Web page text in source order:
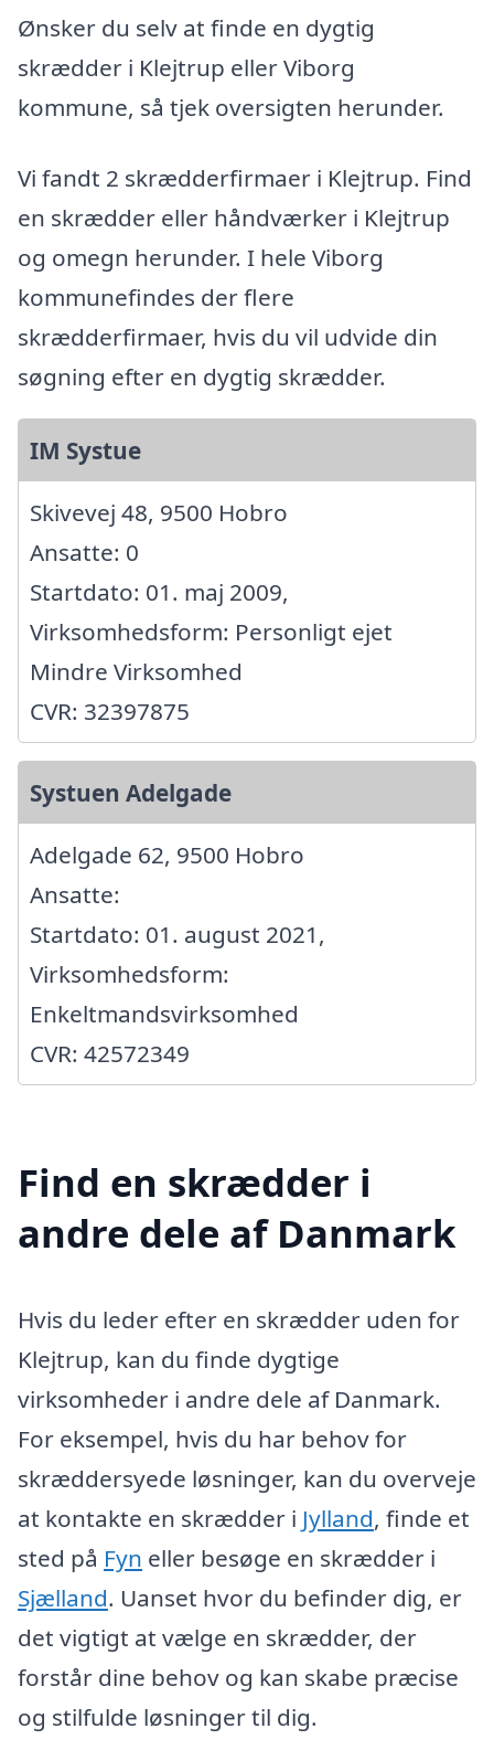
Ønsker du selv at finde en dygtig
skrædder i Klejtrup eller Viborg
kommune, så tjek oversigten herunder.
Vi fandt 2 skrædderfirmaer i Klejtrup. Find
en skrædder eller håndværker i Klejtrup
og omegn herunder. I hele Viborg
kommunefindes der flere
skrædderfirmaer, hvis du vil udvide din
søgning efter en dygtig skrædder.
IM Systue
Skivevej 48, 9500 Hobro
Ansatte: 0
Startdato: 01. maj 2009,
Virksomhedsform: Personligt ejet
Mindre Virksomhed
CVR: 32397875
Systuen Adelgade
Adelgade 62, 9500 Hobro
Ansatte:
Startdato: 01. august 2021,
Virksomhedsform:
Enkeltmandsvirksomhed
CVR: 42572349
Find en skrædder i
andre dele af Danmark
Hvis du leder efter en skrædder uden for
Klejtrup, kan du finde dygtige
virksomheder i andre dele af Danmark.
For eksempel, hvis du har behov for
skræddersyede løsninger, kan du overveje
at kontakte en skrædder i Jylland, finde et
sted på Fyn eller besøge en skrædder i
Sjælland. Uanset hvor du befinder dig, er
det vigtigt at vælge en skrædder, der
forstår dine behov og kan skabe præcise
og stilfulde løsninger til dig.